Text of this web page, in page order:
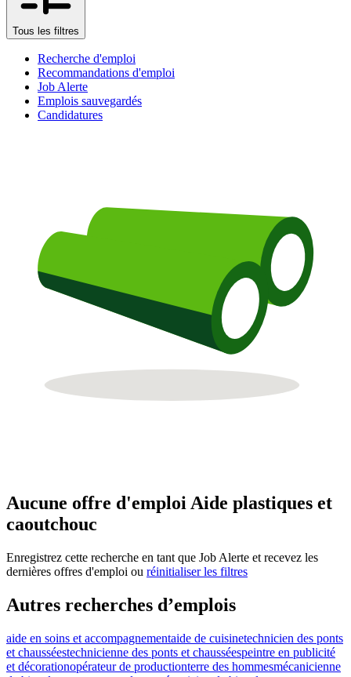
Tous les filtres
Recherche d'emploi
Recommandations d'emploi
Job Alerte
Emplois sauvegardés
Candidatures
Aucune offre d'emploi Aide plastiques et
caoutchouc
Enregistrez cette recherche en tant que Job Alerte et recevez les
dernières offres d'emploi ou réinitialiser les filtres
Autres recherches d’emplois
aide en soins et accompagnementaide de cuisinetechnicien des ponts
et chausséestechnicienne des ponts et chausséespeintre en publicité
et décorationopérateur de productionterre des hommesmécanicienne